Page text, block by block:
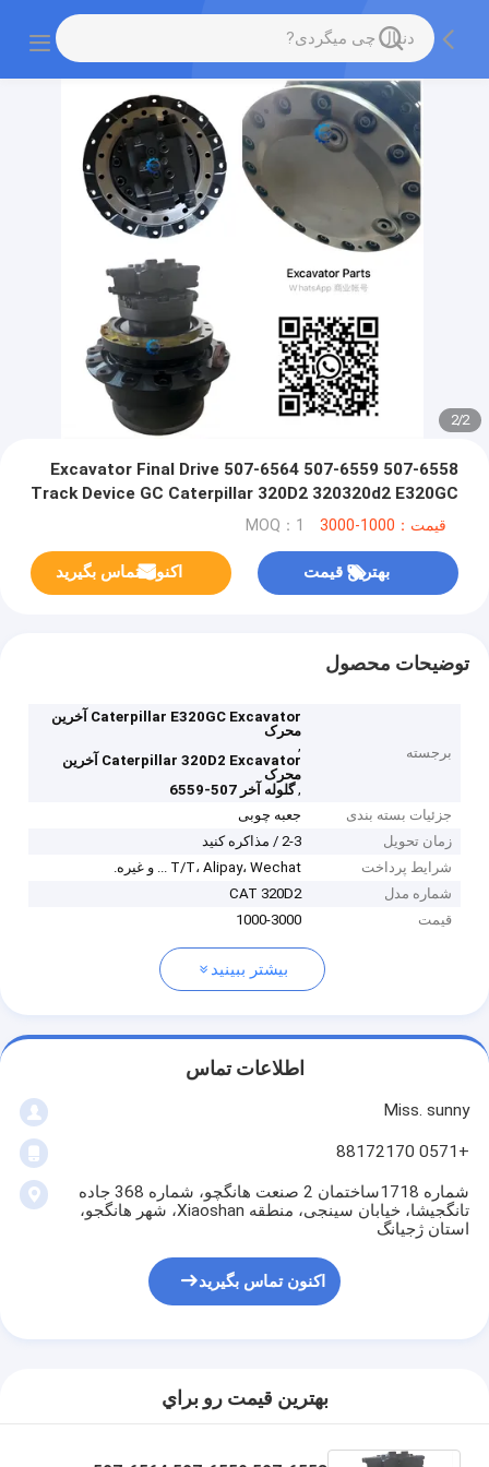
2
/
2
507-6558 507-6559 507-6564 Excavator Final Drive
Track Device GC Caterpillar 320D2 320320d2 E320GC
ماشین حفاری
قیمت：1000-3000 MOQ：1
بهترین قیمت اکنون تماس بگیرید
توضیحات محصول
برجسته
Caterpillar E320GC Excavator آخرین
محرک
,
Caterpillar 320D2 Excavator آخرین
محرک
,گلوله آخر 507-6559
جزئیات بسته بندی
جعبه چوبی
زمان تحویل
2-3 / مذاکره کنید
شرایط پرداخت
T/T، Alipay، Wechat ... و غیره.
شماره مدل
CAT 320D2
قیمت
1000-3000
بیشتر ببینید
اطلاعات تماس
Miss. sunny
+0571 88172170
شماره 1718ساختمان 2 صنعت هانگچو، شماره 368 جاده
تانگجیشا، خیابان سینجی، منطقه Xiaoshan، شهر هانگجو،
استان ژجیانگ
اکنون تماس بگیرید
بهترين قيمت رو براي